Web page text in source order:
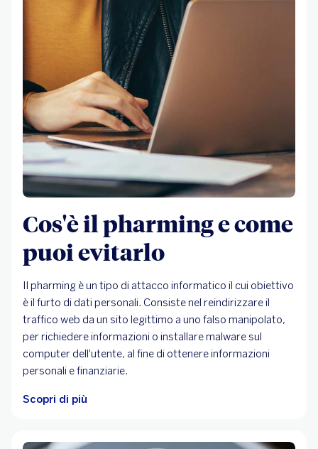
Cos'è il pharming e come
puoi evitarlo
Il pharming è un tipo di attacco informatico il cui obiettivo
è il furto di dati personali. Consiste nel reindirizzare il
traffico web da un sito legittimo a uno falso manipolato,
per richiedere informazioni o installare malware sul
computer dell'utente, al fine di ottenere informazioni
personali e finanziarie.
Scopri di più